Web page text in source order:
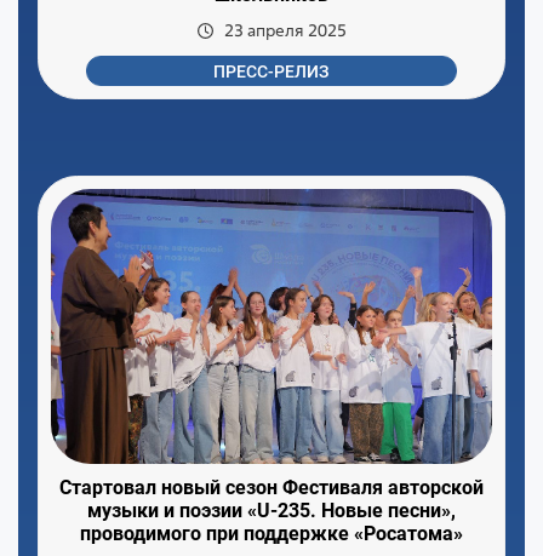
23 апреля 2025
ПРЕСС-РЕЛИЗ
Стартовал новый сезон Фестиваля авторской
музыки и поэзии «U-235. Новые песни»,
проводимого при поддержке «Росатома»